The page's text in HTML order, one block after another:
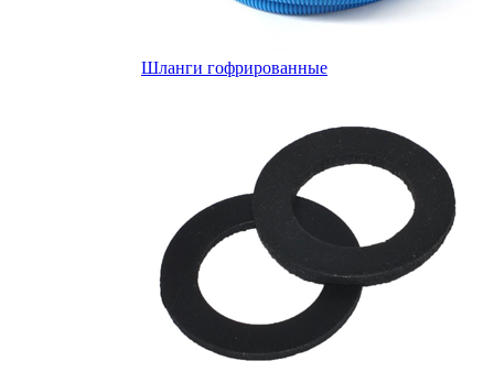
Шланги гофрированные